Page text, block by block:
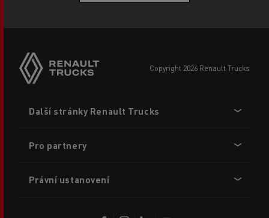
copyright 2026 Renault Trucks
menu
Další stránky Renault Trucks
Pro partnery
Právní ustanovení